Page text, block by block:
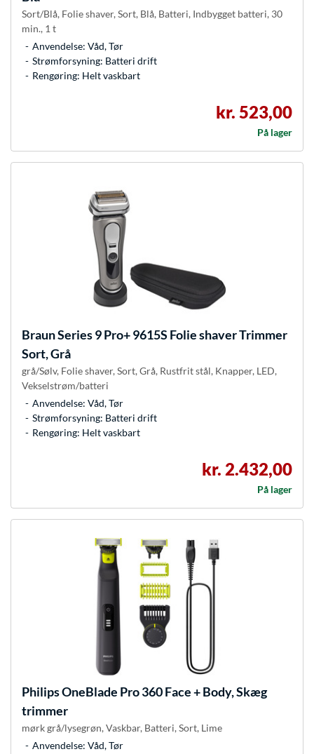
Sort/Blå, Folie shaver, Sort, Blå, Batteri, Indbygget batteri, 30
min., 1 t
Anvendelse: Våd, Tør
Strømforsyning: Batteri drift
Rengøring: Helt vaskbart
kr. 523,00
På lager
BraunSeries 9 Pro+ 9615S Folie shaver Trimmer
Sort, Grå
grå/Sølv, Folie shaver, Sort, Grå, Rustfrit stål, Knapper, LED,
Vekselstrøm/batteri
Anvendelse: Våd, Tør
Strømforsyning: Batteri drift
Rengøring: Helt vaskbart
kr. 2.432,00
På lager
PhilipsOneBlade Pro 360 Face + Body, Skæg
trimmer
mørk grå/lysegrøn, Vaskbar, Batteri, Sort, Lime
Anvendelse: Våd, Tør